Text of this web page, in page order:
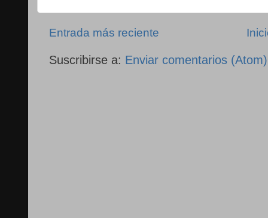
Entrada más reciente
Suscribirse a: Enviar comentarios (Atom)